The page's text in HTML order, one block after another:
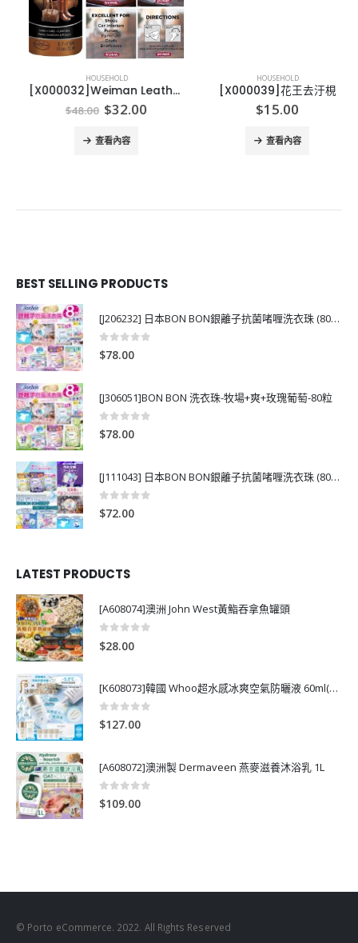
HOUSEHOLD
[X000032]Weiman Leather Wipes Weiman 皮革清潔專用濕巾 (1樽30片)
48.00 Original
price
was:
$48.00.
$ 32.00Current
查看內容
HOUSEHOLD
[X000039]花王去汙梘
15.00
查看內容
BEST SELLING PRODUCTS
[J206232] 日本BON BON銀離子抗菌啫喱洗衣珠 (80粒)
0out of 5
$78.00
[J306051]BON BON 洗衣珠-牧場+爽+玫瑰葡萄-80粒
0out of 5
$78.00
[J111043] 日本BON BON銀離子抗菌啫喱洗衣珠 (80粒)
0out of 5
$72.00
LATEST PRODUCTS
[A608074]澳洲 John West黃鮨吞拿魚罐頭
0
$28.00
[K608073]韓國 Whoo超水感冰爽空氣防曬液 60ml(送13ml*4支)
0 out of 5
$127.00
[A608072]澳洲製 Dermaveen 燕麥滋養沐浴乳 1L
0 out of 5
$109.00
© Porto eCommerce. 2022. All Rights Reserved